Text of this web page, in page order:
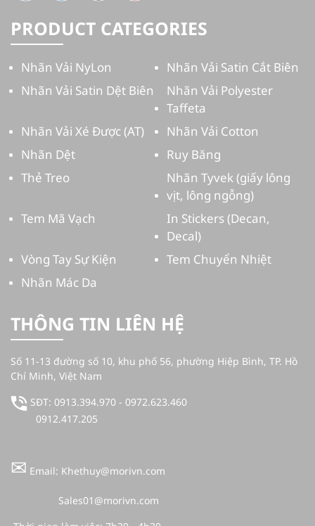
PRODUCT CATEGORIES
Nhãn Vải NyLon
Nhãn Vải Satin Cắt Biên
Nhãn Vải Satin Dệt Biên
Nhãn Vải Polyester
Taffeta
Nhãn Vải Xé Được (AT)
Nhãn Vải Cotton
Nhãn Dệt
Ruy Băng
Thẻ Treo
Nhãn Tyvek (giấy lông
vịt, lông ngỗng)
Tem Mã Vạch
In Stickers (Decan,
Decal)
Vòng Tay Sự Kiện
Tem Chuyển Nhiệt
Nhãn Mác Da
THÔNG TIN LIÊN HỆ
Số 11-13 đường số 10, khu phố 56, phường Hiệp Bình, TP. Hồ
Chí Minh, Việt Nam
SĐT: 0913.394.970 - 0972.623.460
0912.417.205
✉ Email: Khethuy@morivn.com
Sales01@morivn.com